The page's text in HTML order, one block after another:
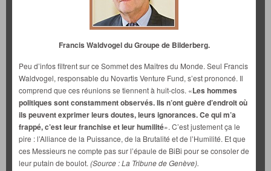
Francis Waldvogel du Groupe de Bilderberg.
Peu d’infos filtrent sur ce Sommet des Maitres du Monde. Seul Francis
Waldvogel, responsable du Novartis Venture Fund, s’est prononcé. Il
comprend que ces réunions se tiennent à huit-clos. «Les hommes
politiques sont constamment observés. Ils n’ont guère d’endroit où
ils peuvent exprimer leurs doutes, leurs ignorances. Ce qui m’a
frappé, c’est leur franchise et leur humilité». C’est justement ça le
pire : l’Alliance de la Puissance, de la Brutalité et de l’Humilité. Et que
ces Messieurs ne compte pas sur l’épaule de BiBi pour se consoler de
leur putain de boulot. (Source : La Tribune de Genève).